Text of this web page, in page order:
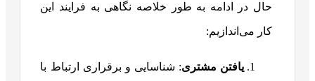
حال در ادامه به طور خلاصه نگاهی به فرایند این
کار می‌اندازیم:
یافتن مشتری: شناسایی و برقراری ارتباط با